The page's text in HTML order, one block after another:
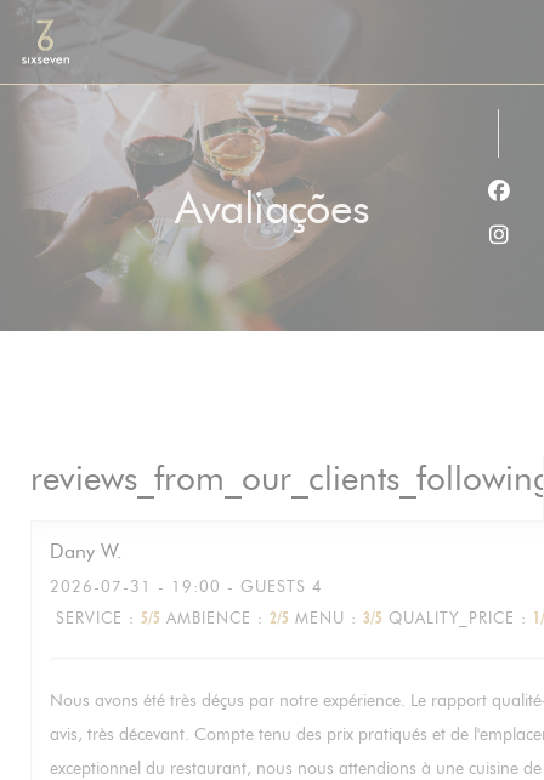
Painel de Gerenciamento de Cookies
Avaliações
Dany W
2026-07-31
- 19:00 - GUESTS 4
SERVICE : 5/5 AMBIENCE : 2/5 MENU : 3/5 QUALITY_PRICE : 1
Nous avons été très déçus par notre expérience. Le rapport
avis, très décevant. Compte tenu des prix pratiqués et de
exceptionnel du restaurant, nous nous attendions à une cuisine